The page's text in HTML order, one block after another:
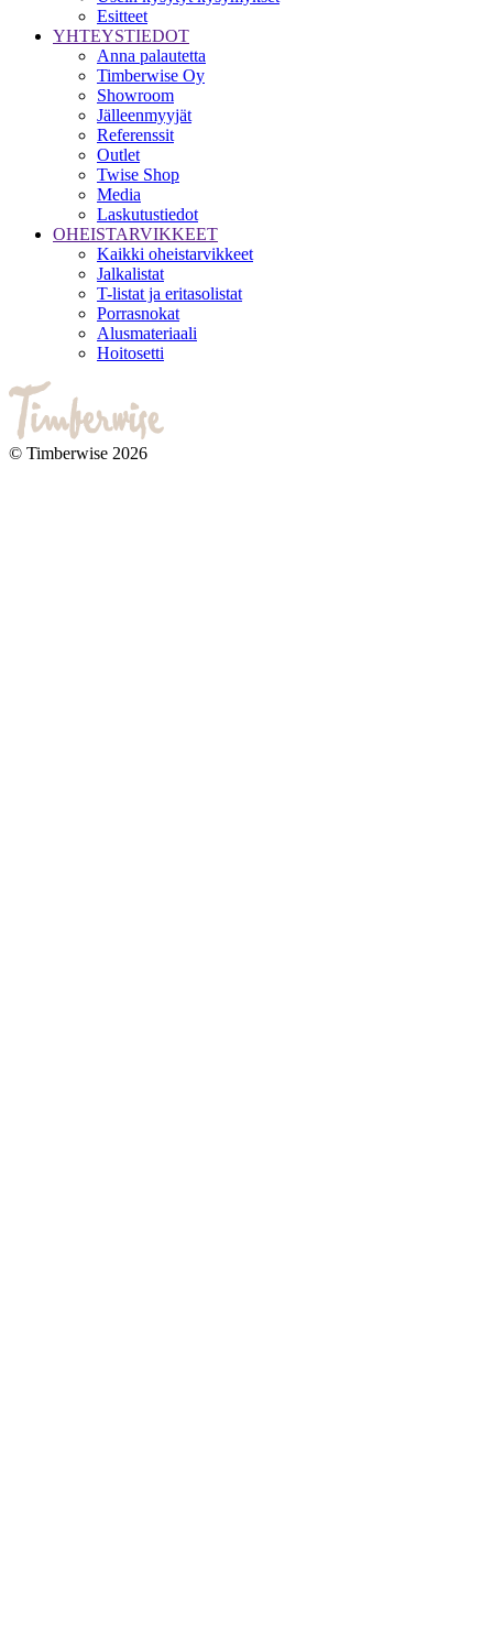
Esitteet
YHTEYSTIEDOT
Anna palautetta
Timberwise Oy
Showroom
Jälleenmyyjät
Referenssit
Outlet
Twise Shop
Media
Laskutustiedot
OHEISTARVIKKEET
Kaikki oheistarvikkeet
Jalkalistat
T-listat ja eritasolistat
Porrasnokat
Alusmateriaali
Hoitosetti
© Timberwise 2026